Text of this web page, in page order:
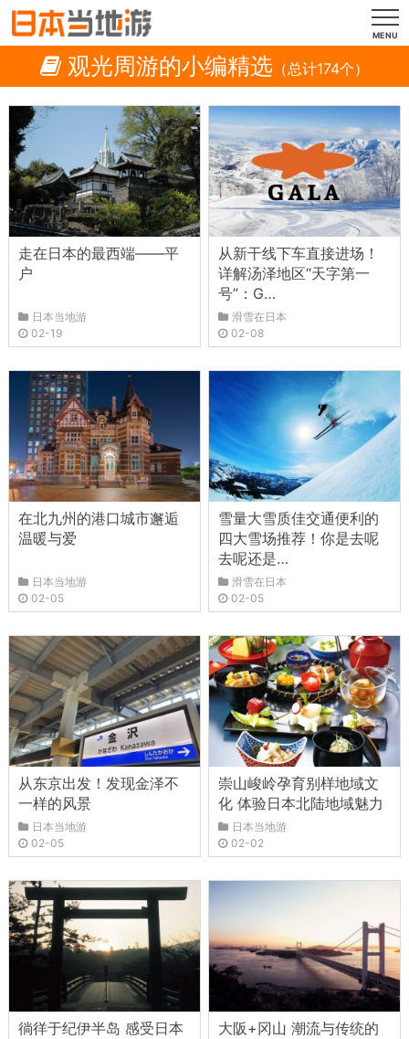
MENU
观光周游的小编精选 （总计174个）
走在日本的最西端——平
户
日本当地游
02-19
从新干线下车直接进场！
详解汤泽地区“天字第一
号”：G…
滑雪在日本
02-08
在北九州的港口城市邂逅
温暖与爱
日本当地游
02-05
雪量大雪质佳交通便利的
四大雪场推荐！你是去呢
去呢还是…
滑雪在日本
02-05
从东京出发！发现金泽不
一样的风景
日本当地游
02-05
崇山峻岭孕育别样地域文
化 体验日本北陆地域魅力
日本当地游
02-02
徜徉于纪伊半岛 感受日本
大阪+冈山 潮流与传统的